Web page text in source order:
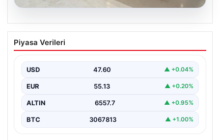
Bahçe Mutfakları ve Prestijli Yaşam
Mekanları
yaşamaktadır. Baştan başa lüks villalarda ikamet eden…
Piyasa Verileri
USD 47.60 ▲ +0.04%
EUR 55.13 ▲ +0.20%
ALTIN 6557.7 ▲ +0.95%
BTC 3067813 ▲ +1.00%